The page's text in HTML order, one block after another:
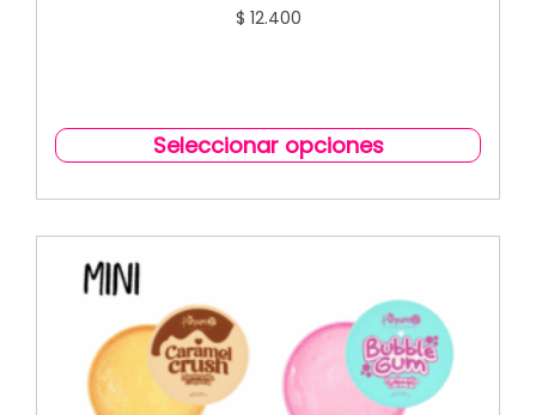
$ 12.400
Seleccionar opciones